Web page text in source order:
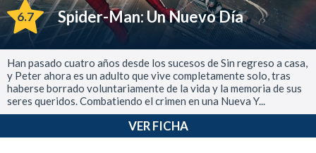
6.7 Spider-Man: Un Nuevo Día
Han pasado cuatro años desde los sucesos de Sin regreso a casa,
y Peter ahora es un adulto que vive completamente solo, tras
haberse borrado voluntariamente de la vida y la memoria de sus
seres queridos. Combatiendo el crimen en una Nueva Y...
VER FICHA